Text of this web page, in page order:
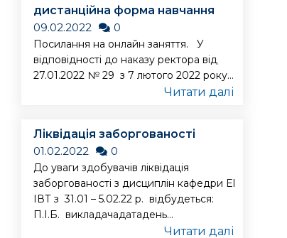
дистанційна форма навчання
09.02.2022
0
Посилання на онлайн заняття. У
відповідності до наказу ректора від
27.01.2022 № 29 з 7 лютого 2022 року...
Читати далі
Ліквідація заборгованості
01.02.2022
0
До уваги здобувачів ліквідація
заборгованості з дисциплін кафедри ЕІ
ІВТ з 31.01 – 5.02.22 р. відбудеться:
П.І.Б. викладачадатадень...
Читати далі